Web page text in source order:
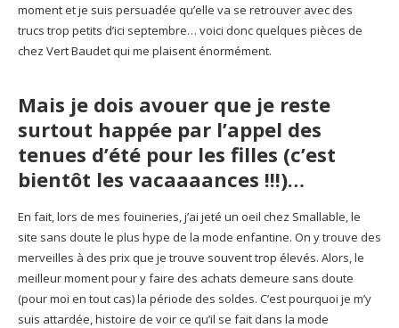
moment et je suis persuadée qu’elle va se retrouver avec des
trucs trop petits d’ici septembre… voici donc quelques pièces de
chez Vert Baudet qui me plaisent énormément.
Mais je dois avouer que je reste
surtout happée par l’appel des
tenues d’été pour les filles (c’est
bientôt les vacaaaances !!!)…
En fait, lors de mes fouineries, j’ai jeté un oeil chez Smallable, le
site sans doute le plus hype de la mode enfantine. On y trouve des
merveilles à des prix que je trouve souvent trop élevés. Alors, le
meilleur moment pour y faire des achats demeure sans doute
(pour moi en tout cas) la période des soldes. C’est pourquoi je m’y
suis attardée, histoire de voir ce qu’il se fait dans la mode